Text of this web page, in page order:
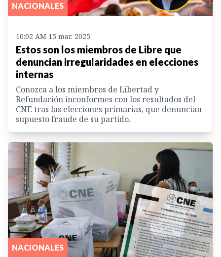
NACIONALES
10:02 AM 15 mar. 2025
Estos son los miembros de Libre que
denuncian irregularidades en elecciones
internas
Conozca a los miembros de Libertad y
Refundación inconformes con los resultados del
CNE tras las elecciones primarias, que denuncian
supuesto fraude de su partido.
NACIONALES